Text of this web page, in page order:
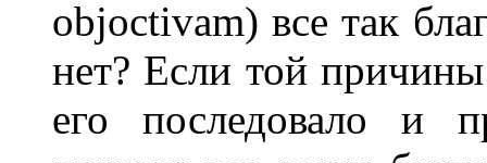
objoctivam) все так
нет? Если той
его последовало и